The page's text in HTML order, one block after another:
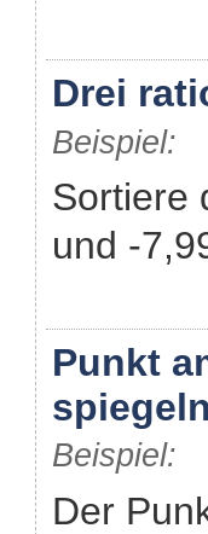
Drei
Beispiel:
Sortiere
und -
Punkt
Beispiel:
Der